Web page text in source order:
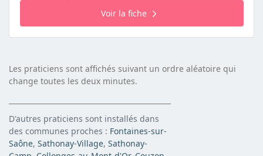
Voir la fiche
Les praticiens sont affichés suivant un ordre aléatoire qui
change toutes les deux minutes.
D'autres praticiens sont installés dans
des communes proches : Fontaines-sur-
Saône, Sathonay-Village, Sathonay-